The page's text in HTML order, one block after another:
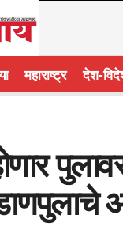
महाराष्ट्र देश-